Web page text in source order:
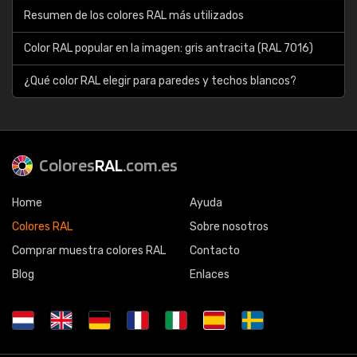
Resumen de los colores RAL más utilizados
Color RAL popular en la imagen: gris antracita (RAL 7016)
¿Qué color RAL elegir para paredes y techos blancos?
ColoresRAL.com.es
Home
Colores RAL
Comprar muestra colores RAL
Blog
Ayuda
Sobre nosotros
Contacto
Enlaces